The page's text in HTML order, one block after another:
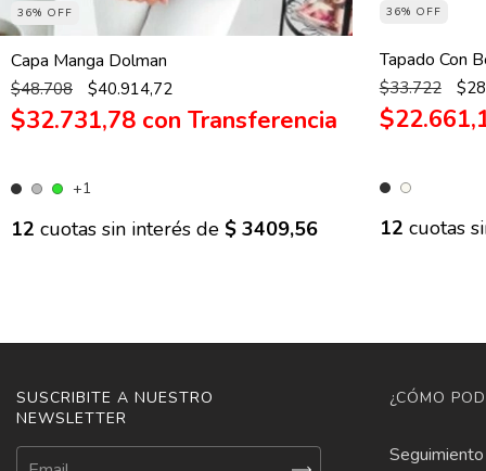
36% OFF
Capa Manga Dolman
$48.708 $40.914,72
$32.731,78 con
+1
12 cuotas sin interés de $ 3409,56
36% OFF
Tapado Con
$33.722
12 cuotas
SUSCRIBITE A NUESTRO
NEWSLETTER
¿CÓMO